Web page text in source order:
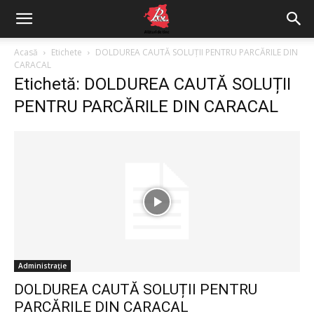
Acasă Etichete
DOLDUREA CAUTĂ SOLUȚII PENTRU PARCĂRILE DIN
CARACAL
Etichetă: DOLDUREA CAUTĂ SOLUȚII
PENTRU PARCĂRILE DIN CARACAL
Administrație
DOLDUREA CAUTĂ SOLUȚII PENTRU
PARCĂRILE DIN CARACAL